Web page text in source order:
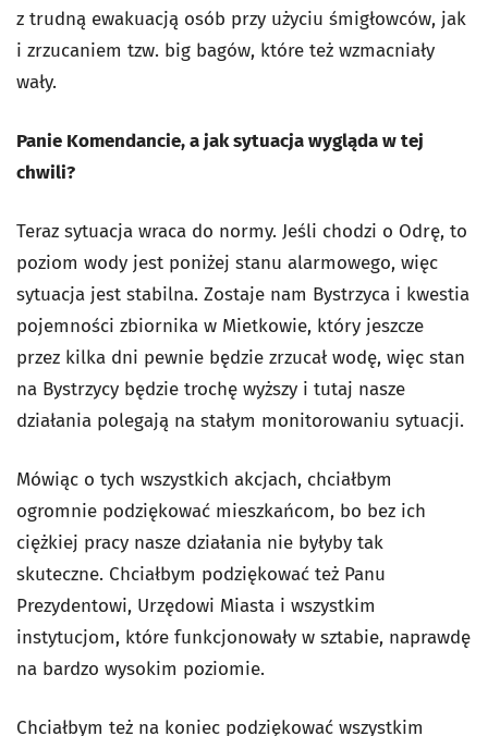
z trudną ewakuacją osób przy użyciu śmigłowców, jak
i zrzucaniem tzw. big bagów, które też wzmacniały
wały.
Panie Komendancie, a jak sytuacja wygląda w tej
chwili?
Teraz sytuacja wraca do normy. Jeśli chodzi o Odrę, to
poziom wody jest poniżej stanu alarmowego, więc
sytuacja jest stabilna. Zostaje nam Bystrzyca i kwestia
pojemności zbiornika w Mietkowie, który jeszcze
przez kilka dni pewnie będzie zrzucał wodę, więc stan
na Bystrzycy będzie trochę wyższy i tutaj nasze
działania polegają na stałym monitorowaniu sytuacji.
Mówiąc o tych wszystkich akcjach, chciałbym
ogromnie podziękować mieszkańcom, bo bez ich
ciężkiej pracy nasze działania nie byłyby tak
skuteczne. Chciałbym podziękować też Panu
Prezydentowi, Urzędowi Miasta i wszystkim
instytucjom, które funkcjonowały w sztabie, naprawdę
na bardzo wysokim poziomie.
Chciałbym też na koniec podziękować wszystkim